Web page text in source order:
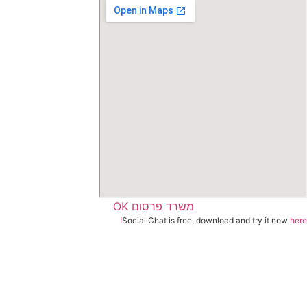
משרד פרסום OK
Social Chat is free, download and try it now